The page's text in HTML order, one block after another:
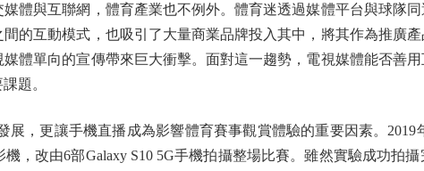
與互聯網，體育產業也不例外。體育迷透過媒體平台與球隊同
的互動模式，也吸引了大量商業品牌投入其中，將其作為推廣
體單向的宣傳帶來巨大衝擊。面對這一趨勢，電視媒體能否善
題。
，更讓手機直播成為影響體育賽事觀賞體驗的重要因素。2019
，改由6部Galaxy S10 5G手機拍攝整場比賽。雖然實驗成功拍